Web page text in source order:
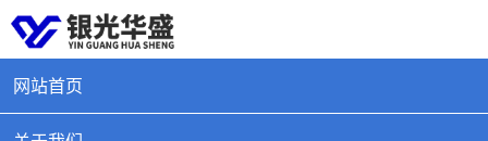
网站首页
HONOR